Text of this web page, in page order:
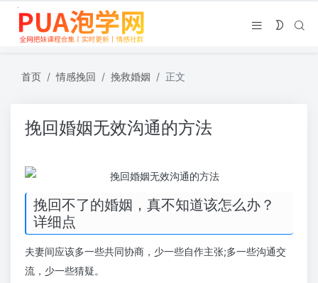
首页 情感挽回 挽救婚姻 正文
挽回婚姻无效沟通的方法
挽回不了的婚姻，真不知道该怎么办？
详细点
夫妻间应该多一些共同协商，少一些自作主张;多一些沟通交
流，少一些猜疑。